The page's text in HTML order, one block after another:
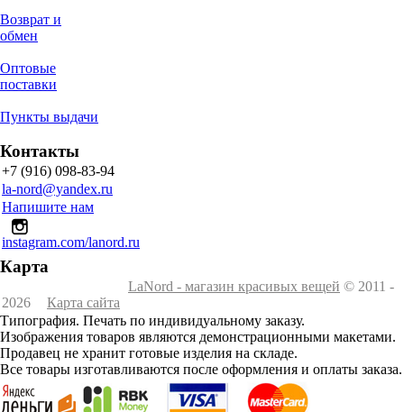
Возврат и
обмен
Оптовые
поставки
Пункты выдачи
Контакты
+7 (916) 098-83-94
la-nord@yandex.ru
Напишите нам
instagram.com/lanord.ru
Карта
LaNord - магазин красивых вещей © 2011 -
2026
Карта сайта
Типография. Печать по индивидуальному заказу.
Изображения товаров являются демонстрационными макетами.
Продавец не хранит готовые изделия на складе.
Все товары изготавливаются после оформления и оплаты заказа.